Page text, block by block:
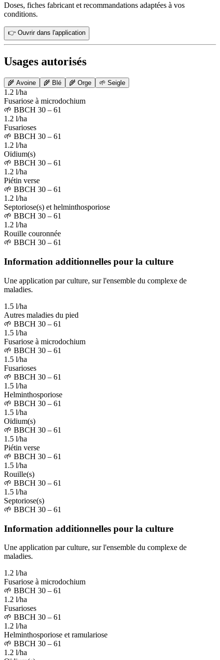
Doses, fiches fabricant et recommandations adaptées à vos
conditions.
👉 Ouvrir dans l'application
Usages autorisés
🌾 Avoine 🌾 Blé 🌾 Orge 🌱 Seigle
1.2 l/ha
Fusariose à microdochium
🌱 BBCH 30 – 61
1.2 l/ha
Fusarioses
🌱 BBCH 30 – 61
1.2 l/ha
Oïdium(s)
🌱 BBCH 30 – 61
1.2 l/ha
Piétin verse
🌱 BBCH 30 – 61
1.2 l/ha
Septoriose(s) et helminthosporiose
🌱 BBCH 30 – 61
1.2 l/ha
Rouille couronnée
🌱 BBCH 30 – 61
Information additionnelles pour la culture
Une application par culture, sur l'ensemble du complexe de
maladies.
1.5 l/ha
Autres maladies du pied
🌱 BBCH 30 – 61
1.5 l/ha
Fusariose à microdochium
🌱 BBCH 30 – 61
1.5 l/ha
Fusarioses
🌱 BBCH 30 – 61
1.5 l/ha
Helminthosporiose
🌱 BBCH 30 – 61
1.5 l/ha
Oïdium(s)
🌱 BBCH 30 – 61
1.5 l/ha
Piétin verse
🌱 BBCH 30 – 61
1.5 l/ha
Rouille(s)
🌱 BBCH 30 – 61
1.5 l/ha
Septoriose(s)
🌱 BBCH 30 – 61
Information additionnelles pour la culture
Une application par culture, sur l'ensemble du complexe de
maladies.
1.2 l/ha
Fusariose à microdochium
🌱 BBCH 30 – 61
1.2 l/ha
Fusarioses
🌱 BBCH 30 – 61
1.2 l/ha
Helminthosporiose et ramulariose
🌱 BBCH 30 – 61
1.2 l/ha